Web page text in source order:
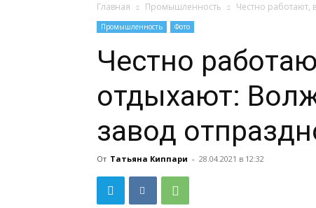
Главная Промышленность Честно работают,
Промышленность Фото
Честно
отдыхают:
завод
От Татьяна Киппари - 28.04.2021 в 12:32